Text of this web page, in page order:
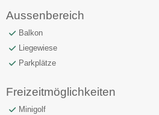
Aussenbereich
Balkon
Liegewiese
Parkplätze
Freizeitmöglichkeiten
Minigolf